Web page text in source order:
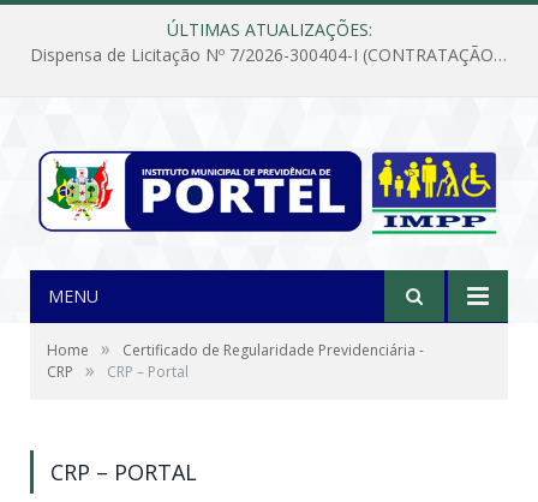
ÚLTIMAS ATUALIZAÇÕES:
Dispensa de Licitação Nº 7/2026-300404-I (CONTRATAÇÃO DE EMPRESA PARA MANUTENÇÃO E REPARAÇÃO DE APARELHOS DE AR CONDICIONADO, EM ATENDIMENTO ÀS NECESSIDADES DO INSTITUTO DE PREVIDÊNCIA MUNICIPAL DE PORTEL/PA)
MENU
Home »
Certificado de Regularidade Previdenciária -
CRP
» CRP – Portal
CRP – PORTAL